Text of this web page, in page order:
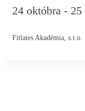
najrozsiahlejším
tomto module sa
24 októbra -
Fitlates Akadémia, s.r.o.